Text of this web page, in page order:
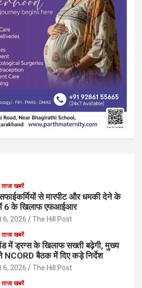
ताजा खबरें
से मारपीट और धमकी देने के
6 के खिलाफ एफआईआर
6, 2026 The Hill Post
ताजा खबरें
में ड्रग्स के खिलाफ सख्ती बढ़ेगी, मुख्य
NCORD बैठक में दिए कड़े निर्देश
6, 2026 The Hill Post
ताजा खबरें